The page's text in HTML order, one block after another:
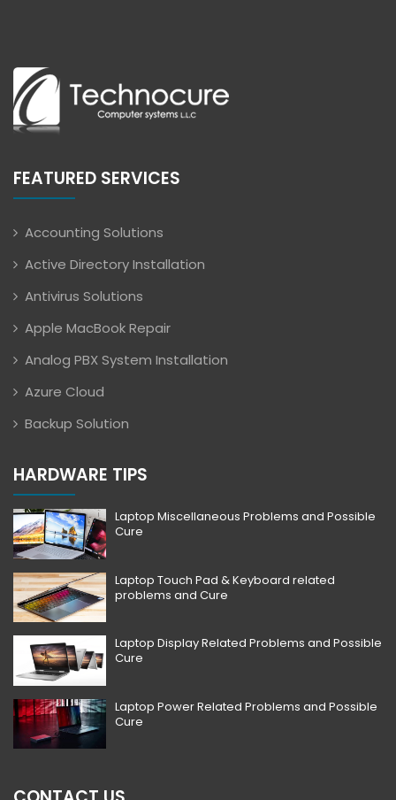
FEATURED SERVICES
Accounting Solutions
Active Directory Installation
Antivirus Solutions
Apple MacBook Repair
Analog PBX System Installation
Azure Cloud
Backup Solution
HARDWARE TIPS
Laptop Miscellaneous Problems and Possible
Cure
Laptop Touch Pad & Keyboard related
problems and Cure
Laptop Display Related Problems and Possible
Cure
Laptop Power Related Problems and Possible
Cure